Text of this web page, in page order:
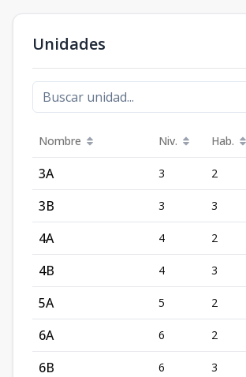
Unidades
Nombre Niv. Hab.
3A 3 2
3B 3 3
4A 4 2
4B 4 3
5A 5 2
6A 6 2
6B 6 3